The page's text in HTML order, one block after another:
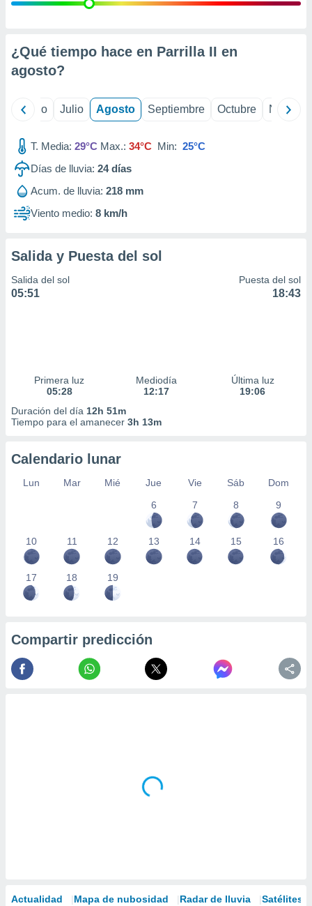
e
mediante
publicidad
de
1199
¿Qué tiempo hace en Parrilla II en
agosto?
Junio Julio Agosto Septiembre Octubre
T. Media: 29°C Max.: 34°C Min: 25°C
Días de lluvia: 24días
Acum. de lluvia: 218 mm
Viento medio: 8 km/h
Salida y Puesta del sol
Salida del sol
05:51
Puesta del sol
18:43
Primera luz
05:28
Mediodía
12:17
Última luz
19:06
Duración del día 12h 51m
Tiempo para el amanecer 3h 13m
Calendario lunar
Lun Mar Mié Jue Vie Sáb
Dom
6
7 8 9
10 11 12 13 14 15 16
17 18 19
Compartir predicción
Actualidad Mapa de nubosidad Radar de lluvia Satélites